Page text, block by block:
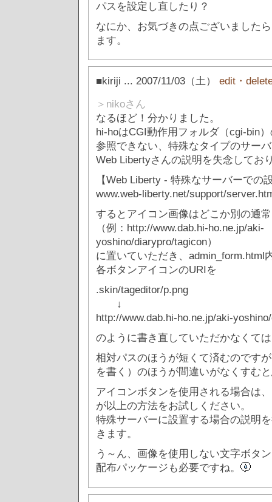
パスを設定し直したり？
なにか、お気づきの点ございました
ます。
■kiriji ... 2007/11/03（土） edit・
＞nikoさん
なるほど！分かりました。
hi-hoはCGI動作用フォルダ（cgi-bin
参照できない、特殊なタイプのサー
Web Libertyさんの説明を失念してお
【Web Liberty - 特殊なサーバーでの
www.web-liberty.net/support/
するとアイコン画像はどこか別の通
（例：http://www.dab.hi-ho.ne.jp/aki-
yoshino/diarypro/tagicon）
に置いていただき、admin_form.html
各ボタンアイコンのURIを
.skin/tageditor/p.png
↓
http://www.dab.hi-ho.ne.jp/aki-
のように書き直していただかなくて
相対パスのほうが短くて済むのです
を書く）のほうが間違いがなくすむ
アイコンボタンを使用される場合は
が以上の方法をお試しください。
特殊サーバーに設置する場合の説明
きます。
う～ん、画像を使用しない文字ボタ
配布パッケージも必要ですね。